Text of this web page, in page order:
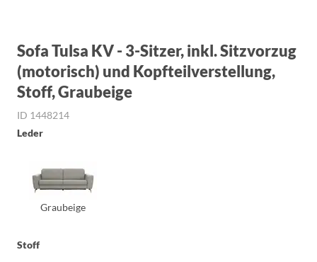
Sofa Tulsa KV - 3-Sitzer, inkl. Sitzvorzug
(motorisch) und Kopfteilverstellung,
Stoff, Graubeige
ID 1448214
Leder
Graubeige
Stoff